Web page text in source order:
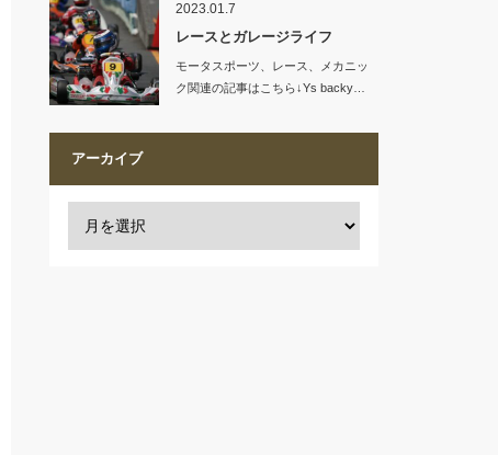
2023.01.7
レースとガレージライフ
モータスポーツ、レース、メカニッ
ク関連の記事はこちら↓Ys backy…
アーカイブ